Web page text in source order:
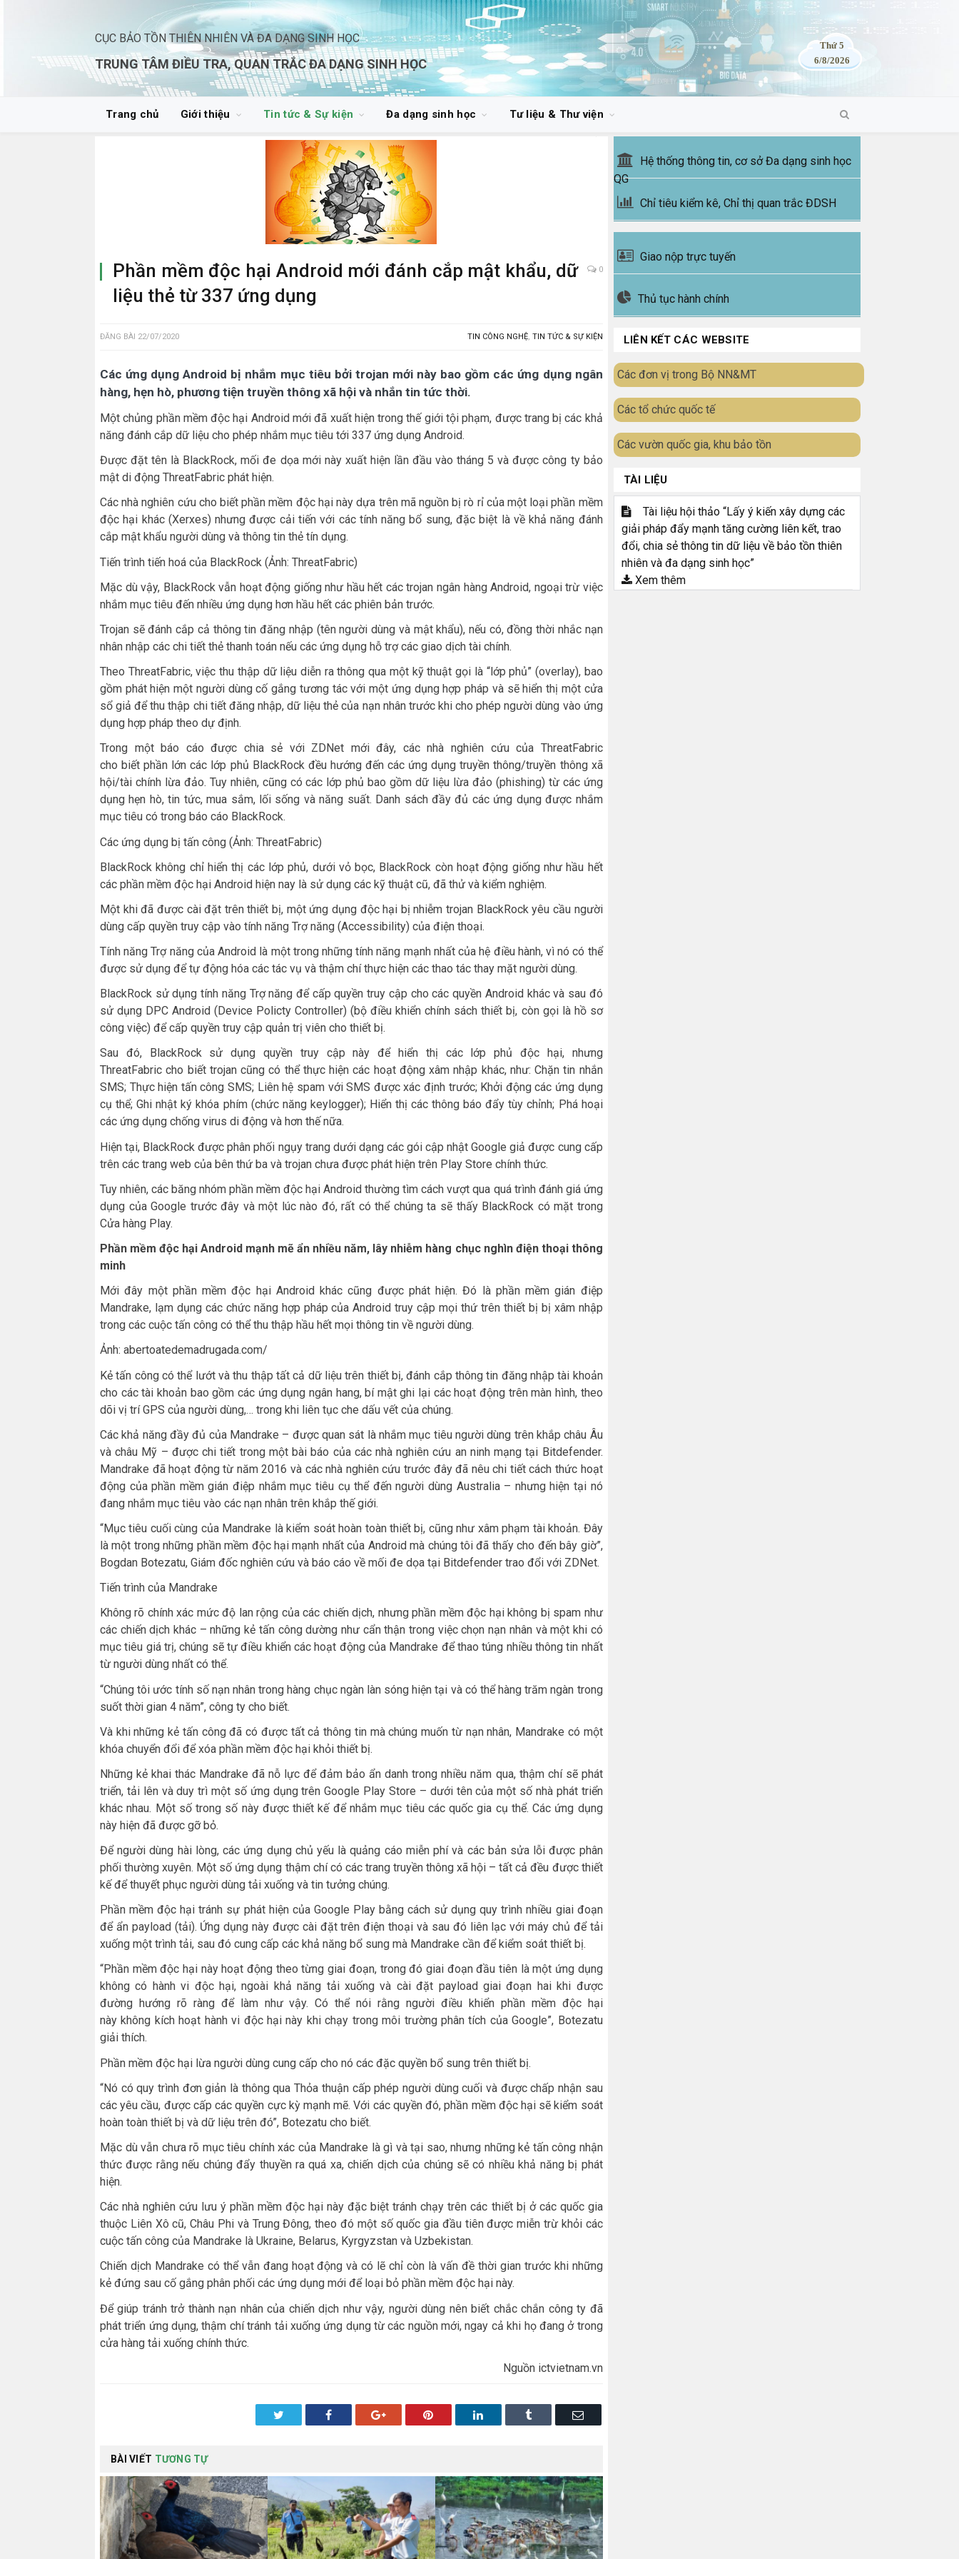
CỤC BẢO TỒN THIÊN NHIÊN VÀ ĐA DẠNG SINH HỌC
TRUNG TÂM ĐIỀU TRA, QUAN TRẮC ĐA DẠNG SINH HỌC
Thứ 5
6/8/2026
Trang chủ Giới thiệu Tin tức & Sự kiện Đa dạng sinh học Tư liệu & Thư viện
Phần mềm độc hại Android mới đánh cắp mật khẩu, dữ
liệu thẻ từ 337 ứng dụng
0
ĐĂNG BÀI 22/07/2020 TIN CÔNG NGHỆ, TIN TỨC & SỰ KIỆN
Các ứng dụng Android bị nhắm mục tiêu bởi trojan mới này bao gồm các ứng dụng ngân
hàng, hẹn hò, phương tiện truyền thông xã hội và nhắn tin tức thời.
Một chủng phần mềm độc hại Android mới đã xuất hiện trong thế giới tội phạm, được trang bị các khả
năng đánh cắp dữ liệu cho phép nhắm mục tiêu tới 337 ứng dụng Android.
Được đặt tên là BlackRock, mối đe dọa mới này xuất hiện lần đầu vào tháng 5 và được công ty bảo
mật di động ThreatFabric phát hiện.
Các nhà nghiên cứu cho biết phần mềm độc hại này dựa trên mã nguồn bị rò rỉ của một loại phần mềm
độc hại khác (Xerxes) nhưng được cải tiến với các tính năng bổ sung, đặc biệt là về khả năng đánh
cắp mật khẩu người dùng và thông tin thẻ tín dụng.
Tiến trình tiến hoá của BlackRock (Ảnh: ThreatFabric)
Mặc dù vậy, BlackRock vẫn hoạt động giống như hầu hết các trojan ngân hàng Android, ngoại trừ việc
nhắm mục tiêu đến nhiều ứng dụng hơn hầu hết các phiên bản trước.
Trojan sẽ đánh cắp cả thông tin đăng nhập (tên người dùng và mật khẩu), nếu có, đồng thời nhắc nạn
nhân nhập các chi tiết thẻ thanh toán nếu các ứng dụng hỗ trợ các giao dịch tài chính.
Theo ThreatFabric, việc thu thập dữ liệu diễn ra thông qua một kỹ thuật gọi là “lớp phủ” (overlay), bao
gồm phát hiện một người dùng cố gắng tương tác với một ứng dụng hợp pháp và sẽ hiển thị một cửa
sổ giả để thu thập chi tiết đăng nhập, dữ liệu thẻ của nạn nhân trước khi cho phép người dùng vào ứng
dụng hợp pháp theo dự định.
Trong một báo cáo được chia sẻ với ZDNet mới đây, các nhà nghiên cứu của ThreatFabric
cho biết phần lớn các lớp phủ BlackRock đều hướng đến các ứng dụng truyền thông/truyền thông xã
hội/tài chính lừa đảo. Tuy nhiên, cũng có các lớp phủ bao gồm dữ liệu lừa đảo (phishing) từ các ứng
dụng hẹn hò, tin tức, mua sắm, lối sống và năng suất. Danh sách đầy đủ các ứng dụng được nhắm
mục tiêu có trong báo cáo BlackRock.
Các ứng dụng bị tấn công (Ảnh: ThreatFabric)
BlackRock không chỉ hiển thị các lớp phủ, dưới vỏ bọc, BlackRock còn hoạt động giống như hầu hết
các phần mềm độc hại Android hiện nay là sử dụng các kỹ thuật cũ, đã thử và kiểm nghiệm.
Một khi đã được cài đặt trên thiết bị, một ứng dụng độc hại bị nhiễm trojan BlackRock yêu cầu người
dùng cấp quyền truy cập vào tính năng Trợ năng (Accessibility) của điện thoại.
Tính năng Trợ năng của Android là một trong những tính năng mạnh nhất của hệ điều hành, vì nó có thể
được sử dụng để tự động hóa các tác vụ và thậm chí thực hiện các thao tác thay mặt người dùng.
BlackRock sử dụng tính năng Trợ năng để cấp quyền truy cập cho các quyền Android khác và sau đó
sử dụng DPC Android (Device Policty Controller) (bộ điều khiển chính sách thiết bị, còn gọi là hồ sơ
công việc) để cấp quyền truy cập quản trị viên cho thiết bị.
Sau đó, BlackRock sử dụng quyền truy cập này để hiển thị các lớp phủ độc hại, nhưng
ThreatFabric cho biết trojan cũng có thể thực hiện các hoạt động xâm nhập khác, như: Chặn tin nhắn
SMS; Thực hiện tấn công SMS; Liên hệ spam với SMS được xác định trước; Khởi động các ứng dụng
cụ thể; Ghi nhật ký khóa phím (chức năng keylogger); Hiển thị các thông báo đẩy tùy chỉnh; Phá hoại
các ứng dụng chống virus di động và hơn thế nữa.
Hiện tại, BlackRock được phân phối ngụy trang dưới dạng các gói cập nhật Google giả được cung cấp
trên các trang web của bên thứ ba và trojan chưa được phát hiện trên Play Store chính thức.
Tuy nhiên, các băng nhóm phần mềm độc hại Android thường tìm cách vượt qua quá trình đánh giá ứng
dụng của Google trước đây và một lúc nào đó, rất có thể chúng ta sẽ thấy BlackRock có mặt trong
Cửa hàng Play.
Phần mềm độc hại Android mạnh mẽ ẩn nhiều năm, lây nhiễm hàng chục nghìn điện thoại thông
minh
Mới đây một phần mềm độc hại Android khác cũng được phát hiện. Đó là phần mềm gián điệp
Mandrake, lạm dụng các chức năng hợp pháp của Android truy cập mọi thứ trên thiết bị bị xâm nhập
trong các cuộc tấn công có thể thu thập hầu hết mọi thông tin về người dùng.
Ảnh: abertoatedemadrugada.com/
Kẻ tấn công có thể lướt và thu thập tất cả dữ liệu trên thiết bị, đánh cắp thông tin đăng nhập tài khoản
cho các tài khoản bao gồm các ứng dụng ngân hang, bí mật ghi lại các hoạt động trên màn hình, theo
dõi vị trí GPS của người dùng,… trong khi liên tục che dấu vết của chúng.
Các khả năng đầy đủ của Mandrake – được quan sát là nhắm mục tiêu người dùng trên khắp châu Âu
và châu Mỹ – được chi tiết trong một bài báo của các nhà nghiên cứu an ninh mạng tại Bitdefender.
Mandrake đã hoạt động từ năm 2016 và các nhà nghiên cứu trước đây đã nêu chi tiết cách thức hoạt
động của phần mềm gián điệp nhắm mục tiêu cụ thể đến người dùng Australia – nhưng hiện tại nó
đang nhắm mục tiêu vào các nạn nhân trên khắp thế giới.
“Mục tiêu cuối cùng của Mandrake là kiểm soát hoàn toàn thiết bị, cũng như xâm phạm tài khoản. Đây
là một trong những phần mềm độc hại mạnh nhất của Android mà chúng tôi đã thấy cho đến bây giờ”,
Bogdan Botezatu, Giám đốc nghiên cứu và báo cáo về mối đe dọa tại Bitdefender trao đổi với ZDNet.
Tiến trình của Mandrake
Không rõ chính xác mức độ lan rộng của các chiến dịch, nhưng phần mềm độc hại không bị spam như
các chiến dịch khác – những kẻ tấn công dường như cẩn thận trong việc chọn nạn nhân và một khi có
mục tiêu giá trị, chúng sẽ tự điều khiển các hoạt động của Mandrake để thao túng nhiều thông tin nhất
từ người dùng nhất có thể.
“Chúng tôi ước tính số nạn nhân trong hàng chục ngàn làn sóng hiện tại và có thể hàng trăm ngàn trong
suốt thời gian 4 năm”, công ty cho biết.
Và khi những kẻ tấn công đã có được tất cả thông tin mà chúng muốn từ nạn nhân, Mandrake có một
khóa chuyển đổi để xóa phần mềm độc hại khỏi thiết bị.
Những kẻ khai thác Mandrake đã nỗ lực để đảm bảo ẩn danh trong nhiều năm qua, thậm chí sẽ phát
triển, tải lên và duy trì một số ứng dụng trên Google Play Store – dưới tên của một số nhà phát triển
khác nhau. Một số trong số này được thiết kế để nhắm mục tiêu các quốc gia cụ thể. Các ứng dụng
này hiện đã được gỡ bỏ.
Để người dùng hài lòng, các ứng dụng chủ yếu là quảng cáo miễn phí và các bản sửa lỗi được phân
phối thường xuyên. Một số ứng dụng thậm chí có các trang truyền thông xã hội – tất cả đều được thiết
kế để thuyết phục người dùng tải xuống và tin tưởng chúng.
Phần mềm độc hại tránh sự phát hiện của Google Play bằng cách sử dụng quy trình nhiều giai đoạn
để ẩn payload (tải). Ứng dụng này được cài đặt trên điện thoại và sau đó liên lạc với máy chủ để tải
xuống một trình tải, sau đó cung cấp các khả năng bổ sung mà Mandrake cần để kiểm soát thiết bị.
“Phần mềm độc hại này hoạt động theo từng giai đoạn, trong đó giai đoạn đầu tiên là một ứng dụng
không có hành vi độc hại, ngoài khả năng tải xuống và cài đặt payload giai đoạn hai khi được
đường hướng rõ ràng để làm như vậy. Có thể nói rằng người điều khiển phần mềm độc hại
này không kích hoạt hành vi độc hại này khi chạy trong môi trường phân tích của Google”, Botezatu
giải thích.
Phần mềm độc hại lừa người dùng cung cấp cho nó các đặc quyền bổ sung trên thiết bị.
“Nó có quy trình đơn giản là thông qua Thỏa thuận cấp phép người dùng cuối và được chấp nhận sau
các yêu cầu, được cấp các quyền cực kỳ mạnh mẽ. Với các quyền đó, phần mềm độc hại sẽ kiểm soát
hoàn toàn thiết bị và dữ liệu trên đó”, Botezatu cho biết.
Mặc dù vẫn chưa rõ mục tiêu chính xác của Mandrake là gì và tại sao, nhưng những kẻ tấn công nhận
thức được rằng nếu chúng đẩy thuyền ra quá xa, chiến dịch của chúng sẽ có nhiều khả năng bị phát
hiện.
Các nhà nghiên cứu lưu ý phần mềm độc hại này đặc biệt tránh chạy trên các thiết bị ở các quốc gia
thuộc Liên Xô cũ, Châu Phi và Trung Đông, theo đó một số quốc gia đầu tiên được miễn trừ khỏi các
cuộc tấn công của Mandrake là Ukraine, Belarus, Kyrgyzstan và Uzbekistan.
Chiến dịch Mandrake có thể vẫn đang hoạt động và có lẽ chỉ còn là vấn đề thời gian trước khi những
kẻ đứng sau cố gắng phân phối các ứng dụng mới để loại bỏ phần mềm độc hại này.
Để giúp tránh trở thành nạn nhân của chiến dịch như vậy, người dùng nên biết chắc chắn công ty đã
phát triển ứng dụng, thậm chí tránh tải xuống ứng dụng từ các nguồn mới, ngay cả khi họ đang ở trong
cửa hàng tải xuống chính thức.
Nguồn ictvietnam.vn
Twitter Facebook Google+ Pinterest LinkedIn Tumblr Email
BÀI VIẾT TƯƠNG TỰ
Hệ thống thông tin, cơ sở Đa dạng sinh học
QG
Chỉ tiêu kiểm kê, Chỉ thị quan trắc ĐDSH
Giao nộp trực tuyến
Thủ tục hành chính
LIÊN KẾT CÁC WEBSITE
Các đơn vị trong Bộ NN&MT
Các tổ chức quốc tế
Các vườn quốc gia, khu bảo tồn
TÀI LIỆU
Tài liệu hội thảo “Lấy ý kiến xây dựng các
giải pháp đẩy mạnh tăng cường liên kết, trao
đổi, chia sẻ thông tin dữ liệu về bảo tồn thiên
nhiên và đa dạng sinh học”
Xem thêm